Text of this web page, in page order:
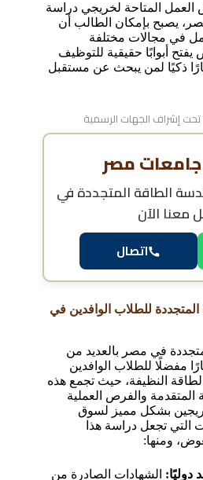
العمل المتاحة لخريجي دراسة
يصبح بإمكان الطالب أن
في مجالات مختلفة
أبوابًا حقيقية للتوظيف
ذكيًا لمن يبحث عن مستقبل
إشراف الجهات الرسمية
جامعات مصر
الطاقة المتجددة في
معنا الآن
اتصال
للطلاب الوافدين في
في مصر بالعديد من
مفضلًا للطلاب الوافدين
النظيفة، حيث تجمع هذه
المتقدمة والفرص العملية
بشكل مميز لسوق
التي تجعل دراسة هذا
ومنها:
دوليًا: الشهادات الصادرة من